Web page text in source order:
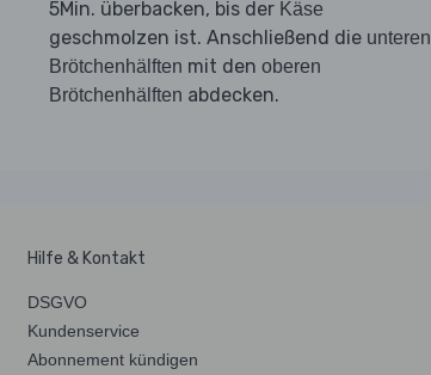
5Min. überbacken, bis der Käse
geschmolzen ist. Anschließend die unteren
Brötchenhälften mit den oberen
Brötchenhälften abdecken.
Hilfe & Kontakt
DSGVO
Kundenservice
Abonnement kündigen